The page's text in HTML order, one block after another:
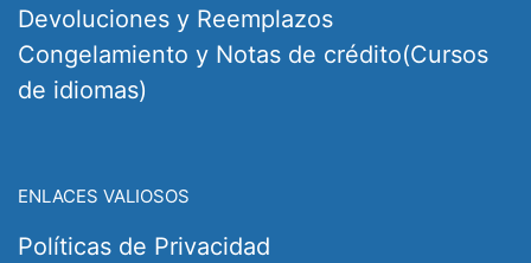
Devoluciones y Reemplazos
Congelamiento y Notas de crédito(Cursos
de idiomas)
ENLACES VALIOSOS
Políticas de Privacidad